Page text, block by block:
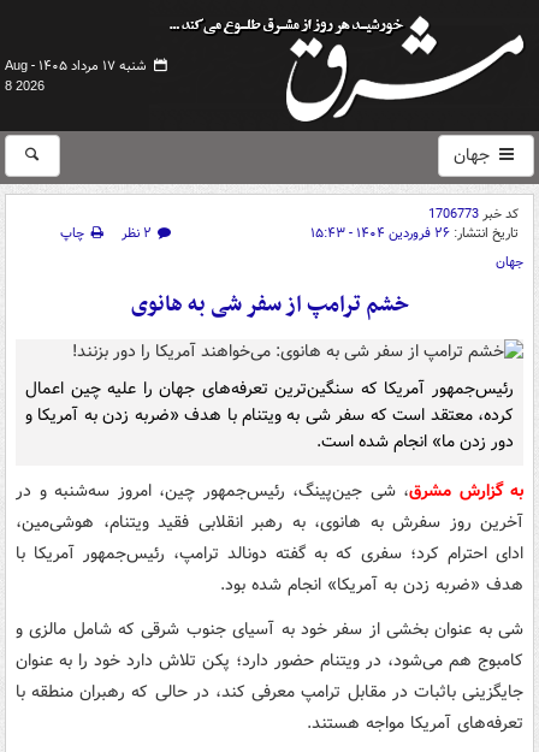
شنبه ۱۷ مرداد ۱۴۰۵ -
Aug
8 2026
جهان
کد خبر1706773
تاریخ انتشار: ۲۶ فروردین ۱۴۰۴ - ۱۵:۴۳ ۲ نظر
چاپ
جهان
خشم ترامپ از سفر شی به هانوی
رئیس‌جمهور آمریکا که سنگین‌ترین تعرفه‌های جهان را علیه چین اعمال
کرده، معتقد است که سفر شی به ویتنام با هدف «ضربه زدن به آمریکا و
دور زدن ما» انجام شده است.
به گزارش مشرق، شی جین‌پینگ، رئیس‌جمهور چین، امروز سه‌شنبه و در
آخرین روز سفرش به هانوی، به رهبر انقلابی فقید ویتنام، هوشی‌مین،
ادای احترام کرد؛ سفری که به گفته دونالد ترامپ، رئیس‌جمهور آمریکا با
هدف «ضربه زدن به آمریکا» انجام شده بود.
شی به عنوان بخشی از سفر خود به آسیای جنوب شرقی که شامل مالزی و
کامبوج هم می‌شود، در ویتنام حضور دارد؛ پکن تلاش دارد خود را به عنوان
جایگزینی باثبات در مقابل ترامپ معرفی کند، در حالی که رهبران منطقه با
تعرفه‌های آمریکا مواجه هستند.